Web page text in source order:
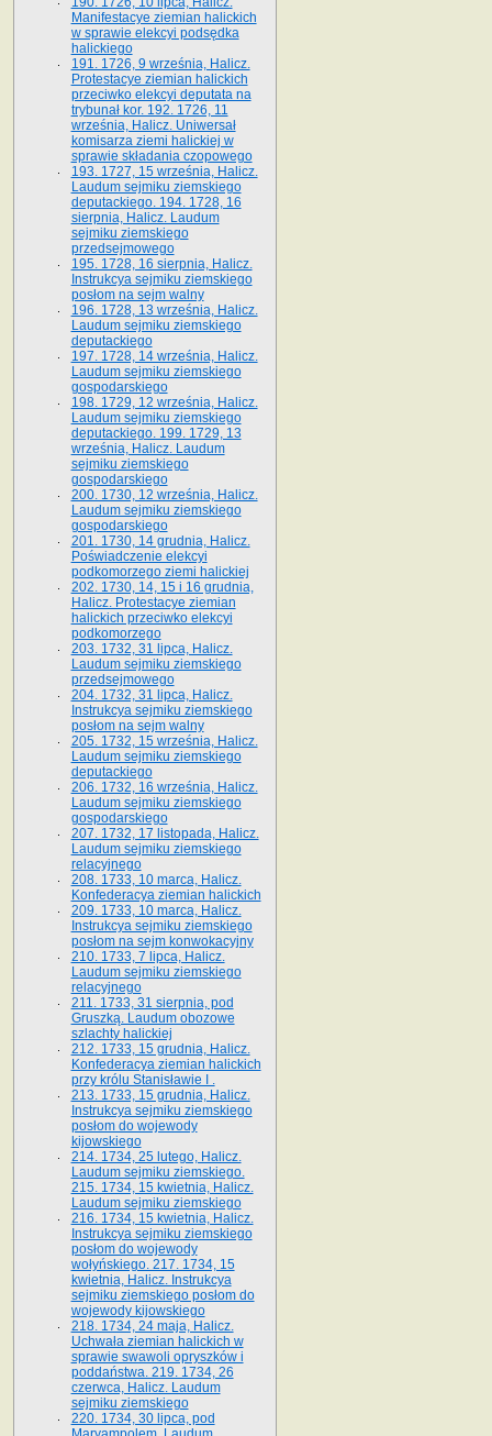
Manifestacye ziemian halickich
w sprawie elekcyi podsędka
halickiego
191. 1726, 9 września, Halicz.
Protestacye ziemian halickich
przeciwko elekcyi deputata na
trybunał kor. 192. 1726, 11
września, Halicz. Uniwersał
komisarza ziemi halickiej w
sprawie składania czopowego
193. 1727, 15 września, Halicz.
Laudum sejmiku ziemskiego
deputackiego. 194. 1728, 16
sierpnia, Halicz. Laudum
sejmiku ziemskiego
przedsejmowego
195. 1728, 16 sierpnia, Halicz.
Instrukcya sejmiku ziemskiego
posłom na sejm walny
196. 1728, 13 września, Halicz.
Laudum sejmiku ziemskiego
deputackiego
197. 1728, 14 września, Halicz.
Laudum sejmiku ziemskiego
gospodarskiego
198. 1729, 12 września, Halicz.
Laudum sejmiku ziemskiego
deputackiego. 199. 1729, 13
września, Halicz. Laudum
sejmiku ziemskiego
gospodarskiego
200. 1730, 12 września, Halicz.
Laudum sejmiku ziemskiego
gospodarskiego
201. 1730, 14 grudnia, Halicz.
Poświadczenie elekcyi
podkomorzego ziemi halickiej
202. 1730, 14, 15 i 16 grudnia,
Halicz. Protestacye ziemian
halickich przeciwko elekcyi
podkomorzego
203. 1732, 31 lipca, Halicz.
Laudum sejmiku ziemskiego
przedsejmowego
204. 1732, 31 lipca, Halicz.
Instrukcya sejmiku ziemskiego
posłom na sejm walny
205. 1732, 15 września, Halicz.
Laudum sejmiku ziemskiego
deputackiego
206. 1732, 16 września, Halicz.
Laudum sejmiku ziemskiego
gospodarskiego
207. 1732, 17 listopada, Halicz.
Laudum sejmiku ziemskiego
relacyjnego
208. 1733, 10 marca, Halicz.
Konfederacya ziemian halickich­
209. 1733, 10 marca, Halicz.
Instrukcya sejmiku ziemskiego
posłom na sejm konwokacyjny
210. 1733, 7 lipca, Halicz.
Laudum sejmiku ziemskiego
relacyjnego
211. 1733, 31 sierpnia, pod
Gruszką. Laudum obozowe
szlachty halickiej
212. 1733, 15 grudnia, Halicz.
Konfederacya ziemian halickich
przy królu Stanisławie I .
213. 1733, 15 grudnia, Halicz.
Instrukcya sejmiku ziemskiego
posłom do wojewody
kijowskiego
214. 1734, 25 lutego, Halicz.
Laudum sejmiku ziemskiego.
215. 1734, 15 kwietnia, Halicz.
Laudum sejmiku ziemskiego
216. 1734, 15 kwietnia, Halicz.
Instrukcya sejmiku ziemskiego
posłom do wojewody
wołyńskiego. 217. 1734, 15
kwietnia, Halicz. Instrukcya
sejmiku ziemskiego posłom do
wojewody kijowskiego
218. 1734, 24 maja, Halicz.
Uchwała ziemian halickich w
sprawie swawoli opryszków i
poddaństwa. 219. 1734, 26
czerwca, Halicz. Laudum
sejmiku ziemskiego
220. 1734, 30 lipca, pod